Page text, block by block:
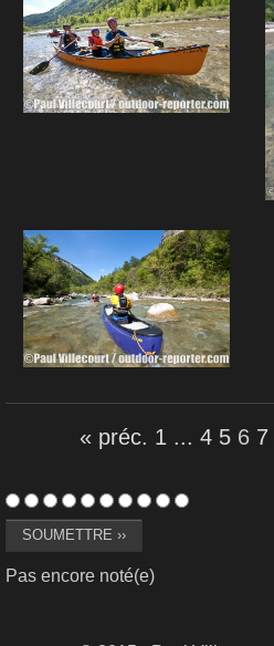
« préc. 1 ... 4 5 6 7
Pas encore noté(e)